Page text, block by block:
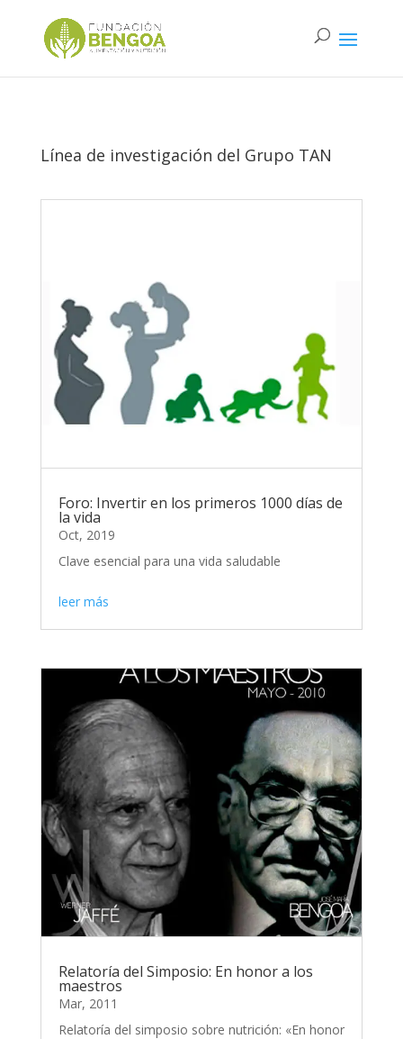
Línea de investigación del Grupo TAN
Foro: Invertir en los primeros 1000 días de
la vida
Oct, 2019
Clave esencial para una vida saludable
leer más
Relatoría del Simposio: En honor a los
maestros
Mar, 2011
Relatoría del simposio sobre nutrición: «En honor